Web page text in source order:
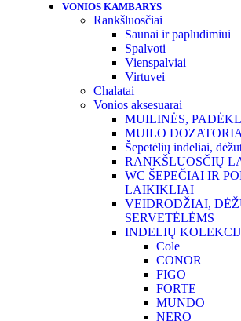
VONIOS KAMBARYS
Rankšluosčiai
Saunai ir paplūdimiui
Spalvoti
Vienspalviai
Virtuvei
Chalatai
Vonios aksesuarai
MUILINĖS,
MUILO
Šepetėlių indeliai,
RANKŠLUOSČIŲ
WC ŠEPEČIAI IR
LAIKIKLIAI
VEIDRODŽIAI,
SERVETĖLĖMS
INDELIŲ
Cole
CONOR
FIGO
FORTE
MUNDO
NERO